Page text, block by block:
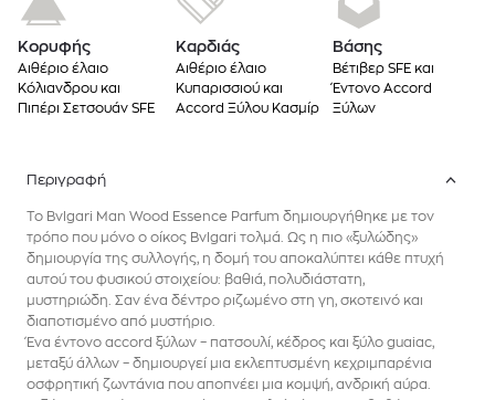
Κορυφής
Αιθέριο έλαιο
Κόλιανδρου και
Πιπέρι Σετσουάν SFE
Καρδιάς
Αιθέριο έλαιο
Κυπαρισσιού και
Accord Ξύλου Κασμίρ
Βάσης
Βέτιβερ SFE και
Έντονο Accord
Ξύλων
Περιγραφή
Το Bvlgari Man Wood Essence Parfum δημιουργήθηκε με τον
τρόπο που μόνο ο οίκος Bvlgari τολμά. Ως η πιο «ξυλώδης»
δημιουργία της συλλογής, η δομή του αποκαλύπτει κάθε πτυχή
αυτού του φυσικού στοιχείου: βαθιά, πολυδιάστατη,
μυστηριώδη. Σαν ένα δέντρο ριζωμένο στη γη, σκοτεινό και
διαποτισμένο από μυστήριο.
Ένα έντονο accord ξύλων – πατσουλί, κέδρος και ξύλο guaiac,
μεταξύ άλλων – δημιουργεί μια εκλεπτυσμένη κεχριμπαρένια
οσφρητική ζωντάνια που αποπνέει μια κομψή, ανδρική αύρα.